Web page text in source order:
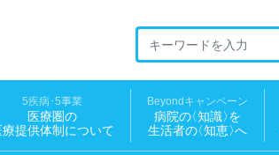
地域医療ソーシャルNEWS
5疾病･5事業
医療圏の
療提供体制について
Beyondキャンペーン
病院の〈知識〉を
生活者の〈知恵〉へ